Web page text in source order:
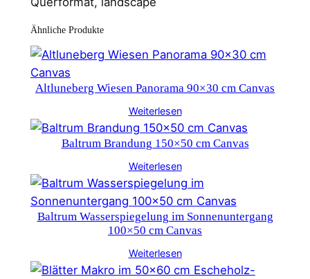
Ähnliche Produkte
Altluneberg Wiesen Panorama 90×30 cm Canvas
Weiterlesen
Baltrum Brandung 150×50 cm Canvas
Weiterlesen
Baltrum Wasserspiegelung im Sonnenuntergang
100×50 cm Canvas
Weiterlesen